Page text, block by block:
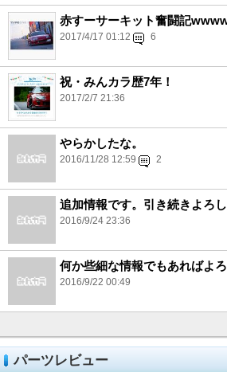
赤すーサーキット奮闘記
2017/4/17 01:12 6
祝・みんカラ歴7年！
2017/2/7 21:36
やらかしたな。
2016/11/28 12:59 2
追加情報です。引き続きよろ
2016/9/24 23:36
何か些細な情報でもあればよ
2016/9/22 00:49
パーツレビュー